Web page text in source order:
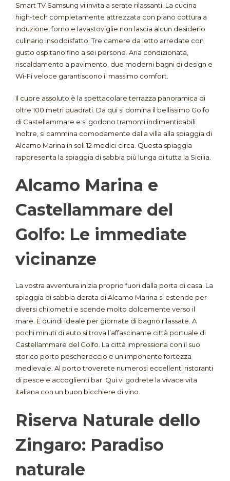
Smart TV Samsung vi invita a serate rilassanti. La cucina
high-tech completamente attrezzata con piano cottura a
induzione, forno e lavastoviglie non lascia alcun desiderio
culinario insoddisfatto. Tre camere da letto arredate con
gusto ospitano fino a sei persone. Aria condizionata,
riscaldamento a pavimento, due moderni bagni di design e
Wi-Fi veloce garantiscono il massimo comfort.
Il cuore assoluto è la spettacolare terrazza panoramica di
oltre 100 metri quadrati . Da qui si domina il bellissimo Golfo
di Castellammare e si godono tramonti indimenticabili
Inoltre, si cammina comodamente dalla villa alla spiaggia di
Alcamo Marina in soli 12 medici circa . Questa spiaggia
rappresenta la spiaggia di sabbia più lunga di tutta la Sicilia
Alcamo Marina e
Castellammare del
Golfo: Le immediate
vicinanze
La vostra avventura inizia proprio fuori dalla porta di casa. La
spiaggia di sabbia dorata di Alcamo Marina si estende per
diversi chilometri e scende molto dolcemente verso il
mare. È quindi ideale per giornate di bagno rilassate. A
pochi minuti di auto si trova l’affascinante città portuale di
Castellammare del Golfo. La città impressiona con il suo
storico porto peschereccio e un’imponente fortezza
medievale. Al porto troverete numerosi eccellenti ristoranti
di pesce e accoglienti bar. Qui vi godrete la vivace vita
italiana con un buon bicchiere di vino.
Riserva Naturale dello
Zingaro: Paradiso
naturale